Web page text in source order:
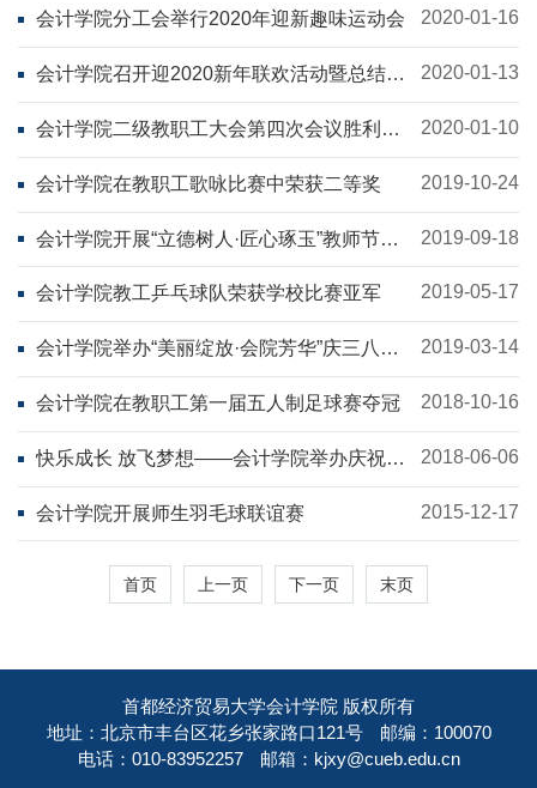
会计学院分工会举行2020年迎新趣味运动会 2020-01-16
会计学院召开迎2020新年联欢活动暨总结表
彰会
2020-01-13
会计学院二级教职工大会第四次会议胜利召
开
2020-01-10
会计学院在教职工歌咏比赛中荣获二等奖 2019-10-24
会计学院开展“立德树人·匠心琢玉”教师节座
谈会暨新入职教师拜师会
2019-09-18
会计学院教工乒乓球队荣获学校比赛亚军 2019-05-17
会计学院举办“美丽绽放·会院芳华”庆三八插
花活动
2019-03-14
会计学院在教职工第一届五人制足球赛夺冠 2018-10-16
快乐成长 放飞梦想——会计学院举办庆祝六
一儿童节亲子活动
2018-06-06
会计学院开展师生羽毛球联谊赛 2015-12-17
首页 上一页 下一页 末页
首都经济贸易大学会计学院 版权所有
地址：北京市丰台区花乡张家路口121号
邮编：100070
电话：010-83952257
邮箱：kjxy@cueb.edu.cn